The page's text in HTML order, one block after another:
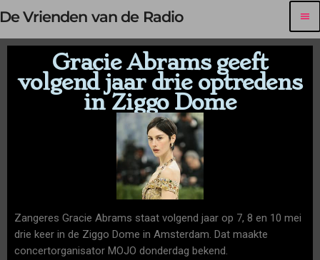
De Vrienden van de Radio menu
Gracie Abrams geeft
volgend jaar drie optredens
in Ziggo Dome
Zangeres Gracie Abrams staat volgend jaar op 7, 8 en 10 mei
drie keer in de Ziggo Dome in Amsterdam. Dat maakte
concertorganisator MOJO donderdag bekend.